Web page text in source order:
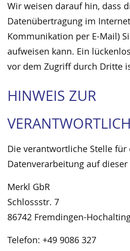
Wir weisen darauf hin, dass
Datenübertragung im
Kommunikation per E-Mail)
aufweisen kann. Ein
vor dem Zugriff durch Dritte
HINWEIS ZUR
Die verantwortliche Stelle für
Datenverarbeitung auf
Merkl GbR
Schlossstr. 7
86742 Fremdingen-
Telefon: +49 9086 327